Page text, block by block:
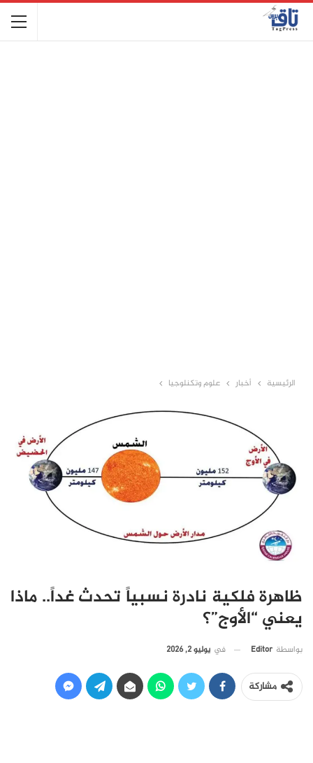
الرئيسية أخبار علوم وتكنلوجيا
ظاهرة فلكية نادرة نسبياً تحدث غداً.. ماذا
يعني “الأوج”؟
بواسطة Editor في يوليو 2, 2026
مشاركة